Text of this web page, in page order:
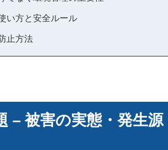
い方と安全ルール
止方法
– 被害の実態・発生源